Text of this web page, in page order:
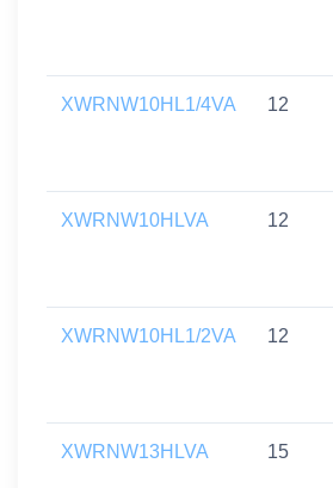
XWRNW10HL1/4VA 12
XWRNW10HLVA 12
XWRNW10HL1/2VA 12
XWRNW13HLVA 15